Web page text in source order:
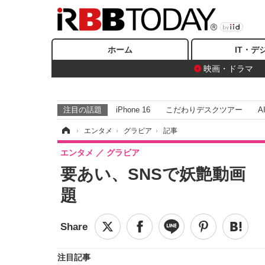
ホーム
IT・デ
映画・ドラマ
注目の話題 iPhone 16 こだわりデスクツアー AI
› エンタメ › グラビア › 記事
要あい、SNSで妖艶動画
題
エンタメ グラビア
注目記事